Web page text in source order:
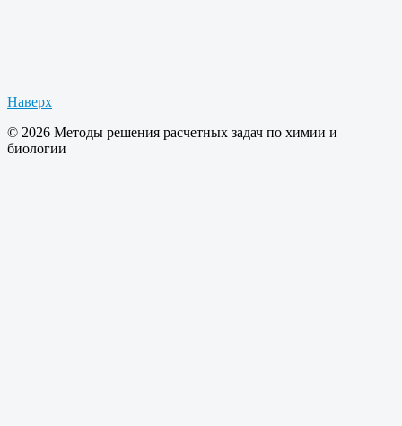
Наверх
© 2026 Методы решения расчетных задач по химии и
биологии